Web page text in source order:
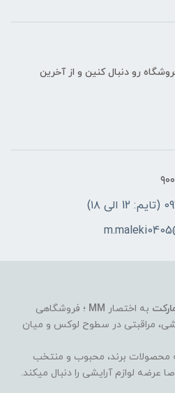
رو دنبال کنین و از آخرین
۱۸)
به اختصار MM ؛ فروشگاهی
مراقبتی در سطوح لوکس و میان
ارائه محصولات برند، محبوب و منتخب
عرضه لوازم آرایشی را دنبال میکند.